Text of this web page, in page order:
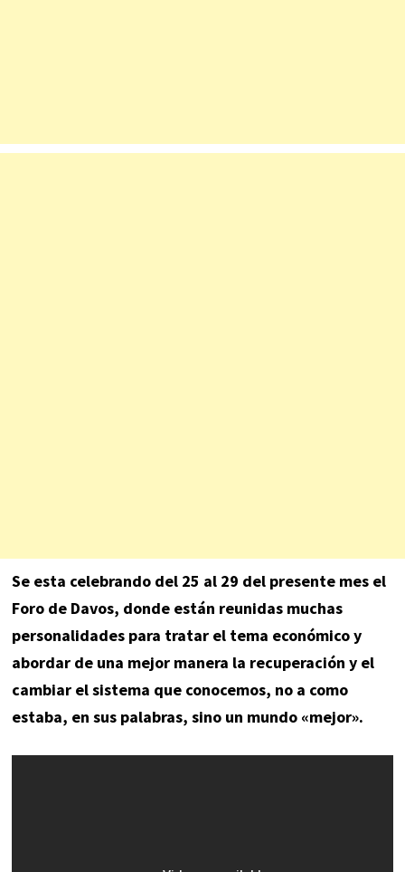
Se esta celebrando del 25 al 29 del presente mes el
Foro de Davos, donde están reunidas muchas
personalidades para tratar el tema económico y
abordar de una mejor manera la recuperación y el
cambiar el sistema que conocemos, no a como
estaba, en sus palabras, sino un mundo «mejor».